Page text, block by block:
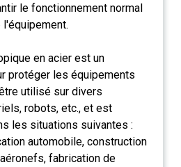
le fonctionnement normal
en acier est un
protéger les équipements
utilisé sur divers
robots, etc., et est
les situations suivantes :
automobile, construction
fabrication de